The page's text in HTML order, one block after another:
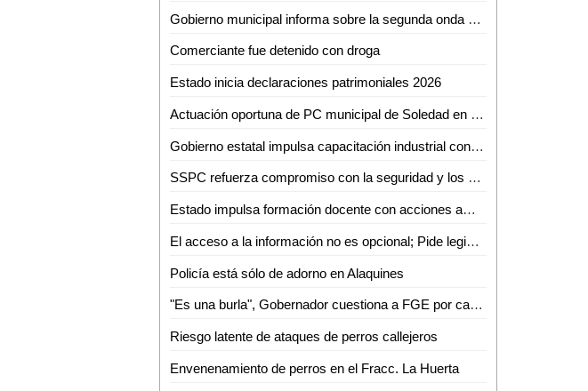
Gobierno municipal informa sobre la segunda onda de calor en la región
Comerciante fue detenido con droga
Estado inicia declaraciones patrimoniales 2026
Actuación oportuna de PC municipal de Soledad en dos conatos de incendio
Gobierno estatal impulsa capacitación industrial con cursos especializados en mayo
SSPC refuerza compromiso con la seguridad y los valores nacionales
Estado impulsa formación docente con acciones ambientales y artísticas
El acceso a la información no es opcional; Pide legisladora mejorar atención a grupos vulnerables
Policía está sólo de adorno en Alaquines
"Es una burla", Gobernador cuestiona a FGE por caso de exfuncionario bajo arresto domiciliario
Riesgo latente de ataques de perros callejeros
Envenenamiento de perros en el Fracc. La Huerta